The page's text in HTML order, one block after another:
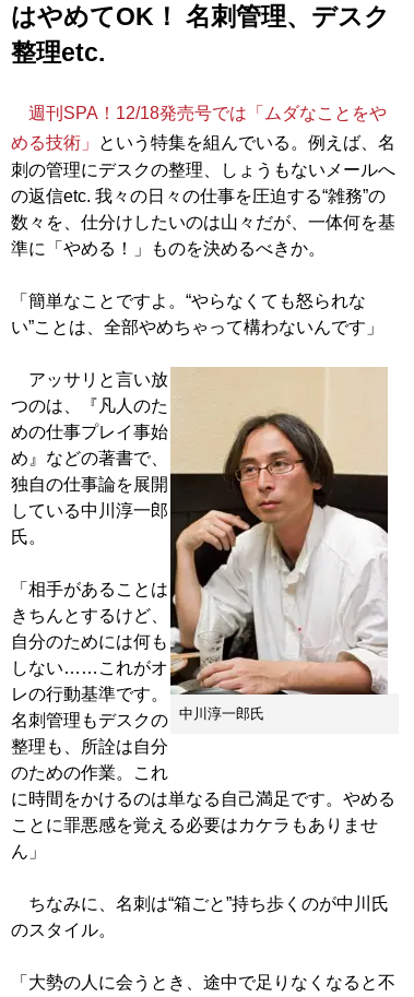
はやめてOK！ 名刺管理、デスク
整理etc.
週刊SPA！12/18発売号では「ムダなことをや
める技術」
という特集を組んでいる。例えば、名
刺の管理にデスクの整理、しょうもないメールへ
の返信etc. 我々の日々の仕事を圧迫する“雑務”の
数々を、仕分けしたいのは山々だが、一体何を基
準に「やめる！」ものを決めるべきか。
「簡単なことですよ。“やらなくても怒られな
い”ことは、全部やめちゃって構わないんです」
中川淳一郎氏
アッサリと言い放
つのは、『凡人のた
めの仕事プレイ事始
め』などの著書で、
独自の仕事論を展開
している中川淳一郎
氏。
「相手があることは
きちんとするけど、
自分のためには何も
しない……これがオ
レの行動基準です。
名刺管理もデスクの
整理も、所詮は自分
のための作業。これ
に時間をかけるのは単なる自己満足です。やめる
ことに罪悪感を覚える必要はカケラもありませ
ん」
ちなみに、名刺は“箱ごと”持ち歩くのが中川氏
のスタイル。
「大勢の人に会うとき、途中で足りなくなると不